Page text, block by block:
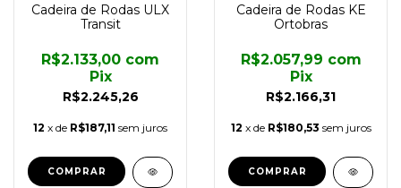
Cadeira de Rodas ULX
Transit
R$2.245,26
R$2.133,00 com
Pix
12 x de R$187,11 sem juros
COMPRAR
Cadeira de Rodas KE
Ortobras
R$2.166,31
R$2.057,99 com
Pix
12 x de R$180,53 sem juros
COMPRAR